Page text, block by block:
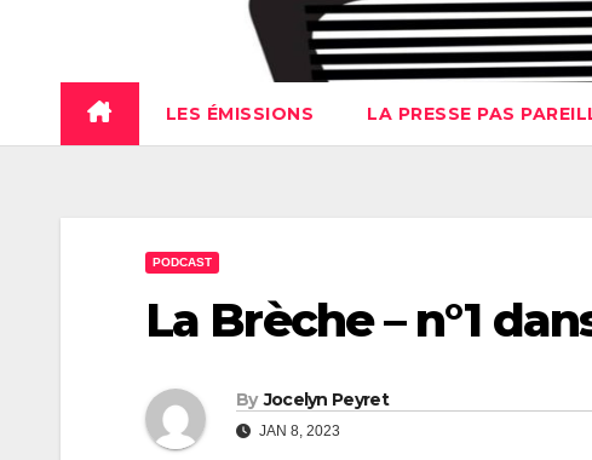
LES ÉMISSIONS LA PRESSE PAS
PODCAST
La Brèche – n°1
By Jocelyn Peyret
JAN 8, 2023